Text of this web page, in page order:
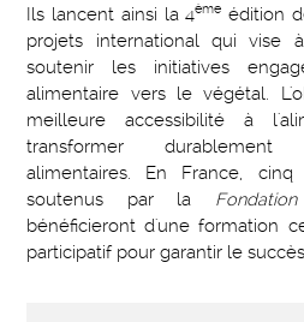
Ils lancent ainsi la 4ème édition
projets international qui vise
soutenir les initiatives
alimentaire vers le végétal.
meilleure accessibilité à
transformer
alimentaires. En France,
soutenus par la
bénéficieront d'une formation
participatif pour garantir le